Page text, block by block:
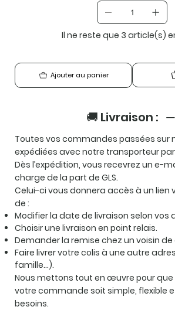
Il ne reste que 3 article(s)
Ajouter au panier
🚚 Livraison :
Toutes vos commandes passées sur
expédiées avec notre transporteur
Dès l’expédition, vous recevrez un e-
charge de la part de GLS.
Celui-ci vous donnera accès à un
de :
Modifier la date de livraison selon vos
Choisir une livraison en point relais.
Demander la remise chez un voisin
Faire livrer votre colis à une autre
famille…).
Nous mettons tout en œuvre pour
votre commande soit simple, flexible
besoins.